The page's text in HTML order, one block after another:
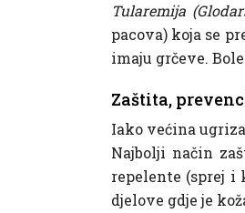
Tularemija
pacova) koja se
imaju grčeve.
Zaštita,
Iako većina
Najbolji način
repelente (sprej i
djelove gdje je